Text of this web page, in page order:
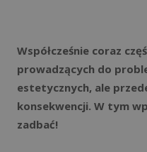
Współcześnie coraz
prowadzących do
estetycznych, ale
konsekwencji. W tym
zadbać!